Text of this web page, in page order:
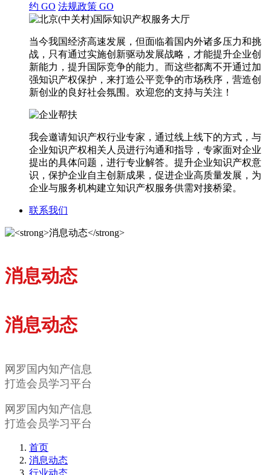
约 GO 法规政策 GO
当今我国经济高速发展，但面临着国内外诸多压力和挑
战，只有通过实施创新驱动发展战略，才能提升企业创
新能力，提升国际竞争的能力。而这些都离不开通过加
强知识产权保护，来打造公平竞争的市场秩序，营造创
新创业的良好社会氛围。欢迎您的支持与关注！
我会邀请知识产权行业专家，通过线上线下的方式，与
企业知识产权相关人员进行沟通和指导，专家面对企业
提出的具体问题，进行专业解答。提升企业知识产权意
识，保护企业自主创新成果，促进企业高质量发展，为
企业与服务机构建立知识产权服务供需对接桥梁。
联系我们
消息动态
消息动态
网罗国内知产信息
打造会员学习平台
网罗国内知产信息
打造会员学习平台
首页
消息动态
行业动态